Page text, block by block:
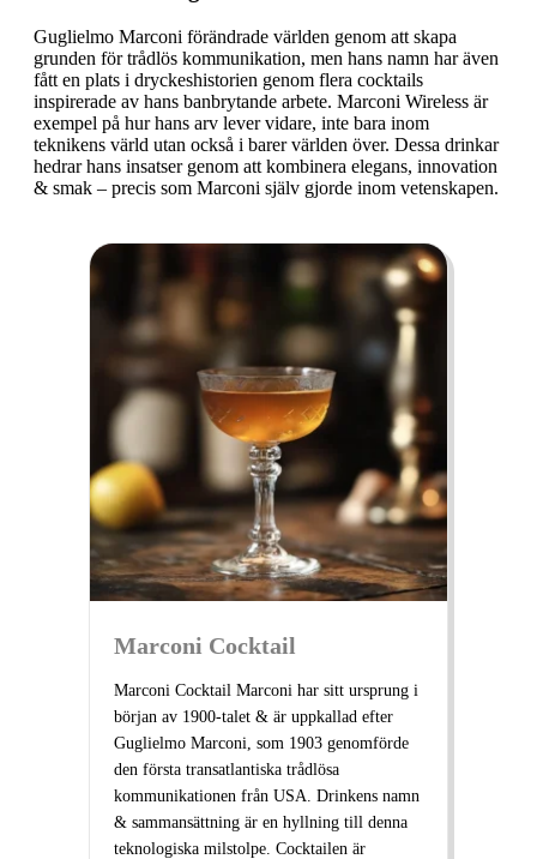
Guglielmo Marconi förändrade världen genom att skapa
grunden för trådlös kommunikation, men hans namn har även
fått en plats i dryckeshistorien genom flera cocktails
inspirerade av hans banbrytande arbete. Marconi Wireless är
exempel på hur hans arv lever vidare, inte bara inom
teknikens värld utan också i barer världen över. Dessa drinkar
hedrar hans insatser genom att kombinera elegans, innovation
& smak – precis som Marconi själv gjorde inom vetenskapen.
Marconi Cocktail
Marconi Cocktail Marconi har sitt ursprung i
början av 1900-talet & är uppkallad efter
Guglielmo Marconi, som 1903 genomförde
den första transatlantiska trådlösa
kommunikationen från USA. Drinkens namn
& sammansättning är en hyllning till denna
teknologiska milstolpe. Cocktailen är